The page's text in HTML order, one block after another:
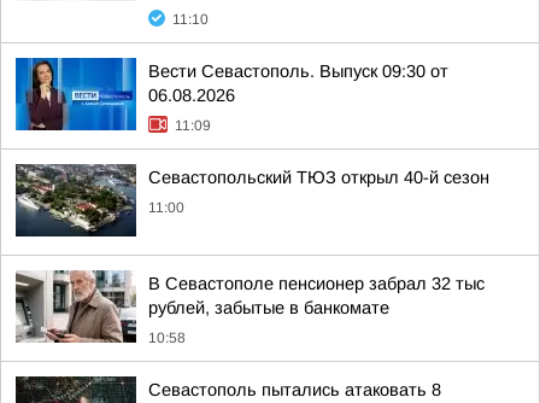
11:10
Вести Севастополь. Выпуск 09:30 от
06.08.2026
11:09
Севастопольский ТЮЗ открыл 40-й сезон
11:00
В Севастополе пенсионер забрал 32 тыс
рублей, забытые в банкомате
10:58
Севастополь пытались атаковать 8